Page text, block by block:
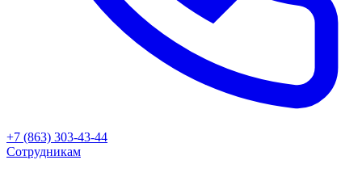
+7 (863) 303-43-44
Сотрудникам